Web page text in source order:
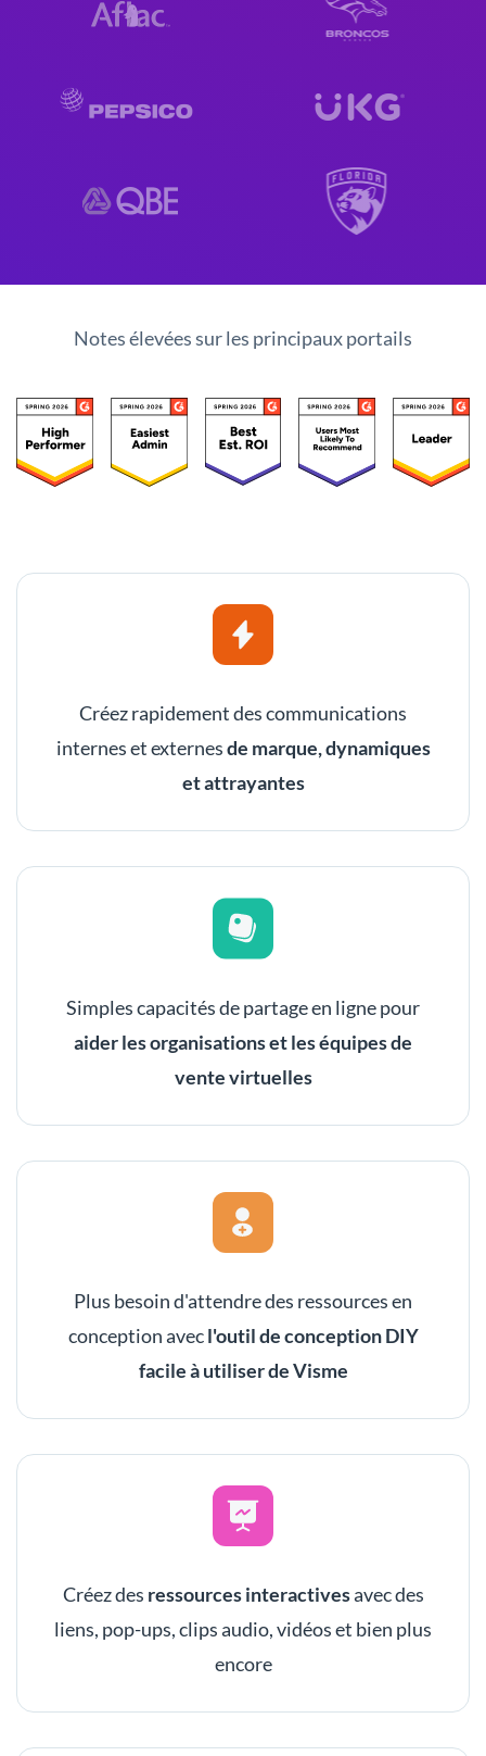
Notes élevées sur les principaux portails
Créez rapidement des communications
internes et externesde marque, dynamiques
et attrayantes
Simples capacités de partage en ligne pour
aider les organisations et les équipes de
vente virtuelles
Plus besoin d'attendre des ressources en
conception avecl'outil de conception DIY
facile à utiliser de Visme
Créez des ressources interactivesavec des
liens, pop-ups, clips audio, vidéos et bien plus
encore